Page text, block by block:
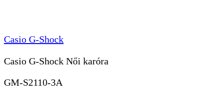
Casio G-Shock
Casio G-Shock Női karóra
GM-S2110-3A